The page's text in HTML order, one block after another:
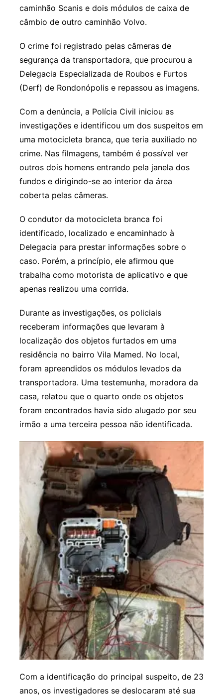
caminhão Scanis e dois módulos de caixa de
câmbio de outro caminhão Volvo.
O crime foi registrado pelas câmeras de
segurança da transportadora, que procurou a
Delegacia Especializada de Roubos e Furtos
(Derf) de Rondonópolis e repassou as imagens.
Com a denúncia, a Polícia Civil iniciou as
investigações e identificou um dos suspeitos em
uma motocicleta branca, que teria auxiliado no
crime. Nas filmagens, também é possível ver
outros dois homens entrando pela janela dos
fundos e dirigindo-se ao interior da área
coberta pelas câmeras.
O condutor da motocicleta branca foi
identificado, localizado e encaminhado à
Delegacia para prestar informações sobre o
caso. Porém, a princípio, ele afirmou que
trabalha como motorista de aplicativo e que
apenas realizou uma corrida.
Durante as investigações, os policiais
receberam informações que levaram à
localização dos objetos furtados em uma
residência no bairro Vila Mamed. No local,
foram apreendidos os módulos levados da
transportadora. Uma testemunha, moradora da
casa, relatou que o quarto onde os objetos
foram encontrados havia sido alugado por seu
irmão a uma terceira pessoa não identificada.
Com a identificação do principal suspeito, de 23
anos, os investigadores se deslocaram até sua